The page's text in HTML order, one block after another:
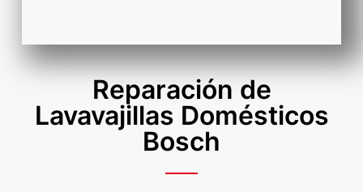
Reparación de
Lavavajillas Domésticos
Bosch